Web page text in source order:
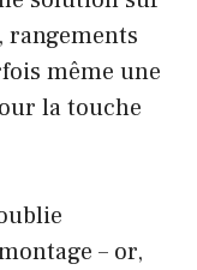
rangements
même une
la touche
– or,